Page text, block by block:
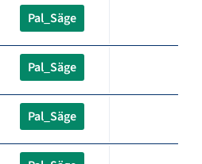
Pal_Säge
Pal_Säge
Pal_Säge